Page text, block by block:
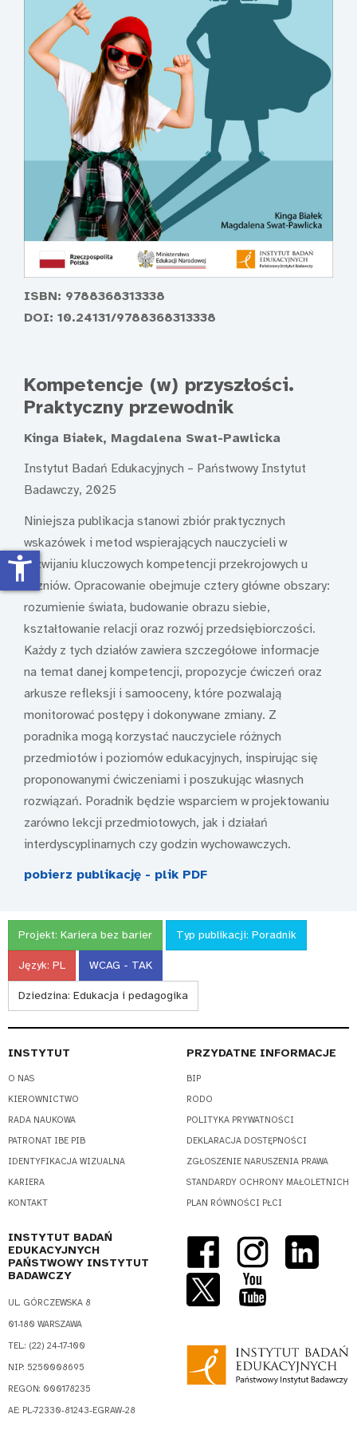
ISBN: 9788368313338
DOI: 10.24131/9788368313338
Kompetencje (w) przyszłości.
Praktyczny przewodnik
Kinga Białek, Magdalena Swat-Pawlicka
Instytut Badań Edukacyjnych – Państwowy Instytut
Badawczy, 2025
Niniejsza publikacja stanowi zbiór praktycznych
wskazówek i metod wspierających nauczycieli w
rozwijaniu kluczowych kompetencji przekrojowych u
uczniów. Opracowanie obejmuje cztery główne obszary:
rozumienie świata, budowanie obrazu siebie,
kształtowanie relacji oraz rozwój przedsiębiorczości.
Każdy z tych działów zawiera szczegółowe informacje
na temat danej kompetencji, propozycje ćwiczeń oraz
arkusze refleksji i samooceny, które pozwalają
monitorować postępy i dokonywane zmiany. Z
poradnika mogą korzystać nauczyciele różnych
przedmiotów i poziomów edukacyjnych, inspirując się
proponowanymi ćwiczeniami i poszukując własnych
rozwiązań. Poradnik będzie wsparciem w projektowaniu
zarówno lekcji przedmiotowych, jak i działań
interdyscyplinarnych czy godzin wychowawczych.
pobierz publikację - plik PDF
Projekt: Kariera bez barier Typ publikacji: Poradnik
Język: PL WCAG - TAK
Dziedzina: Edukacja i pedagogika
INSTYTUT
O NAS
KIEROWNICTWO
RADA NAUKOWA
PATRONAT IBE PIB
IDENTYFIKACJA WIZUALNA
KARIERA
KONTAKT
PRZYDATNE INFORMACJE
BIP
RODO
POLITYKA PRYWATNOŚCI
DEKLARACJA DOSTĘPNOŚCI
ZGŁOSZENIE NARUSZENIA PRAWA
STANDARDY OCHRONY MAŁOLETNICH
PLAN RÓWNOŚCI PŁCI
INSTYTUT BADAŃ
EDUKACYJNYCH
PAŃSTWOWY INSTYTUT
BADAWCZY
UL. GÓRCZEWSKA 8
01-180 WARSZAWA
TEL.: (22) 24-17-100
NIP: 5250008695
REGON: 000178235
AE: PL-72330-81243-EGRAW-28
accessibility_new